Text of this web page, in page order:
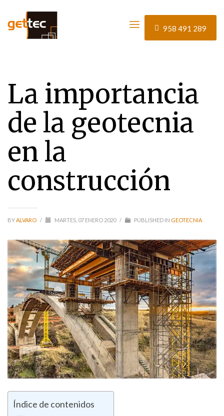
958 491 289
HOME GEOTECNIA
LA IMPORTANCIA DE LA GEOTECNIA EN LA CONSTRUCCIÓN
La importancia
de la geotecnia
en la
construcción
BYALVARO / MARTES, 07 ENERO 2020 / PUBLISHED IN GEOTECNIA
Índice de contenidos